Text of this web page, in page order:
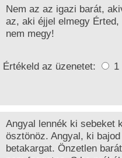
Nem az az igazi barát,
az, aki éjjel elmegy
nem megy!
Értékeld az üzenetet: 1
Angyal lennék ki sebeket
ösztönöz. Angyal, ki
betakargat. Önzetlen